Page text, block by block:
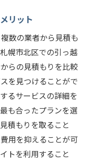
とマナー
引っ越しポイント
の活用方法
適した時期
越しのアドバイス
の札幌市北区のお
スの活用法
法
リット
数の業者から見積も
幌市北区での引っ越
らの見積もりを比較
を見つけることがで
るサービスの詳細を
も合ったプランを選
積もりを取ること
用を抑えることが可
トを利用すること